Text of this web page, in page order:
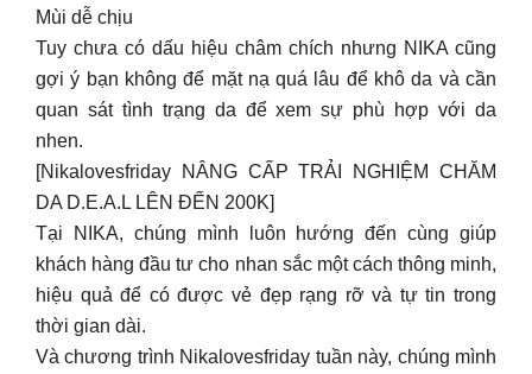
[Nikalovesfriday NÂNG CẤP TRẢI NGHIỆM CHĂM
DA D.E.A.L LÊN ĐẾN 200K]
Tại NIKA, chúng mình luôn hướng đến cùng giúp
khách hàng đầu tư cho nhan sắc một cách thông minh,
hiệu quả để có được vẻ đẹp rạng rỡ và tự tin trong
thời gian dài.
Và chương trình Nikalovesfriday tuần này, chúng mình
tiếp tục tung ưu đãi lên đến 200k cho các sản phẩm
skincare từ mid end đến high end đây.
Sản phẩm tầm trung ưa chuộng tích hợp nhiều chức
năng.Sản phẩm high end lại tập trung giải quyết triệt
để từng vấn đề da, mang đến trải nghiệm chăm sóc da